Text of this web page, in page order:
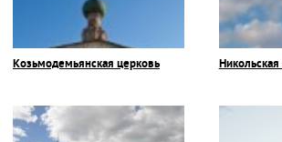
Козьмодемьянская церковь